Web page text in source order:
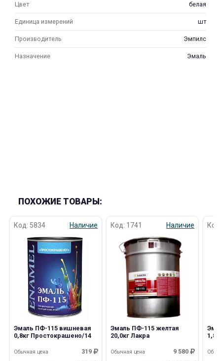
Цвет белая
Единица измерений шт
Производитель Эмпилс
Назначение Эмаль
ПОХОЖИЕ ТОВАРЫ:
Код: 5834 Наличие
Эмаль ПФ-115 вишневая
0,8кг Простокрашено/14
319
Обычная цена
Код: 1741 Наличие
Эмаль ПФ-115 желтая
20,0кг Лакра
9 580
Обычная цена